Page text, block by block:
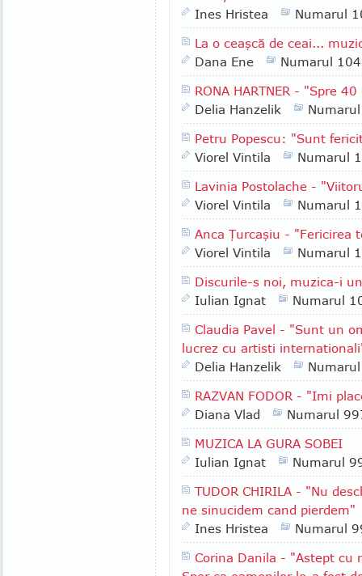
Ines Hristea
Numarul
La o ceaşcă de ceai...
Dana Ene
Numarul
RONA HARTNER - "Spre
Delia Hanzelik
Petru Popescu: "Sunt
Viorel Vintila
Numarul
Lavinia Postolache -
Viorel Vintila
Numarul
Anca Ţurcaşiu - "Fericirea
Viorel Vintila
Numarul
Discurile-s noi, muzica-i
Iulian Ignat
Numarul
Claudia Pavel - "Sunt un
lucrez cu artisti
Delia Hanzelik
RAZVAN FODOR - "Imi
Diana Vlad
Numarul
MUZICA LA GURA SOBEI
Iulian Ignat
Numarul
TUDOR CHIRILA - "Nu
ne sinucidem cand pierdem"
Ines Hristea
Numarul
Corina Danila - "Astept cu